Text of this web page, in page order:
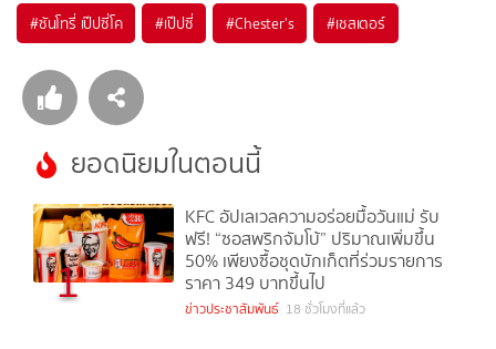
#ซันโทรี่ เป๊ปซี่โค #เป๊ปซี่ #Chester's #เชสเตอร์
ยอดนิยมในตอนนี้
1
KFC อัปเลเวลความอร่อยมื้อวันแม่ รับ
ฟรี! “ซอสพริกจัมโบ้” ปริมาณเพิ่มขึ้น
50% เพียงซื้อชุดบักเก็ตที่ร่วมรายการ
ราคา 349 บาทขึ้นไป
ข่าวประชาสัมพันธ์ 18 ชั่วโมงที่แล้ว